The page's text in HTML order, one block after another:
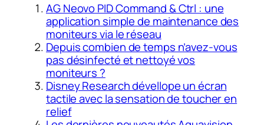
AG Neovo PID Command & Ctrl : une
application simple de maintenance des
moniteurs via le réseau
Depuis combien de temps n’avez-vous
pas désinfecté et nettoyé vos
moniteurs ?
Disney Research dévellope un écran
tactile avec la sensation de toucher en
relief